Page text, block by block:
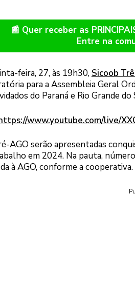
📰 Quer receber as
Entre na
feira, 27, às 19h30, Sicoob
para a Assembleia Geral
do Paraná e Rio Grande do
www.youtube.com/live/
AGO serão apresentadas
em 2024. Na pauta,
à AGO, conforme a cooperativa.